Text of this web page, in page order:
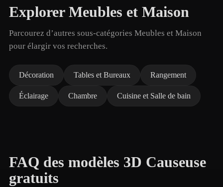
Explorer Meubles et Maison
Parcourez d’autres sous-catégories Meubles et Maison
pour élargir vos recherches.
Décoration Tables et Bureaux Rangement
Éclairage Chambre Cuisine et Salle de bain
FAQ des modèles 3D Causeuse
gratuits